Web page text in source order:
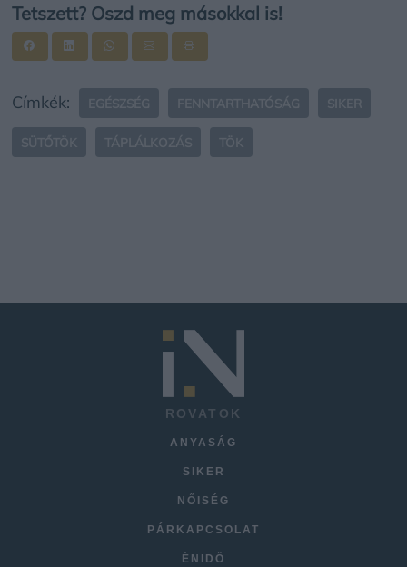
Tetszett? Oszd meg másokkal is!
Címkék: EGÉSZSÉG FENNTARTHATÓSÁG SIKER
SÜTŐTÖK TÁPLÁLKOZÁS TÖK
ROVATOK
ANYASÁG
SIKER
NŐISÉG
PÁRKAPCSOLAT
ÉNIDŐ